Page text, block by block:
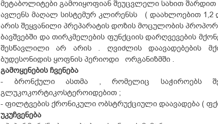
მეტაბოლიტები გამოიყოფიან შეუცვლელი სახით
ავლენს მაღალ სისტემურ კლირენსს ( დაახლოებით
არის შეყვანილი პრეპარატის დოზის მოცულობის
ბავშვებში და თირკმელების ფუნქციის დარღვევების
შესწავლილი არ არის . ღვიძლის დაავადებების
ბუდესონიდის ყოფნის პერიოდი ორგანიზმში .
გამოყენების ჩვენება
- ბრონქული ასთმა , რომელიც საჭიროებს
გლუკოკორტიკოსტეროიდებით ;
- ფილტვების ქრონიკული ობსტრუქციული დაავადება (
უკუჩვენება